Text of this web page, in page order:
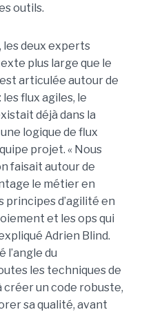
outils.
les deux experts
plus large que le
articulée autour de
flux agiles, le
déjà dans la
logique de flux
projet. « Nous
faisait autour de
le métier en
d’agilité en
et les ops qui
Adrien Blind.
l’angle du
les techniques de
un code robuste,
sa qualité, avant